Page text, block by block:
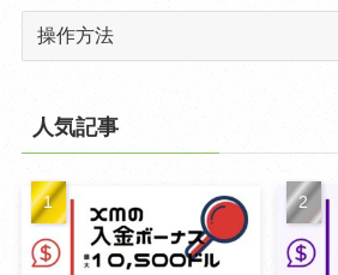
テ
ー
人気記事